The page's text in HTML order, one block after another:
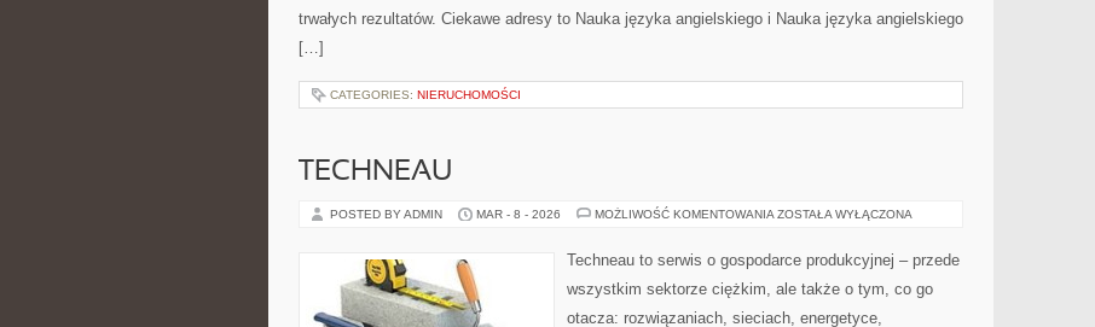
trwałych rezultatów. Ciekawe adresy to Nauka języka angielskiego i Nauka języka angielskiego
[…]
CATEGORIES: NIERUCHOMOŚCI
TECHNEAU
POSTED BY ADMIN MAR - 8 - 2026 MOŻLIWOŚĆ KOMENTOWANIA TECHNEAU
ZOSTAŁA WYŁĄCZONA
Techneau to serwis o gospodarce produkcyjnej – przede
wszystkim sektorze ciężkim, ale także o tym, co go
otacza: rozwiązaniach, sieciach, energetyce,